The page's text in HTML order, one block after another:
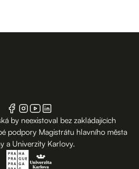
by neexistoval bez zakládajících
podpory Magistrátu hlavního města
a Univerzity Karlovy.